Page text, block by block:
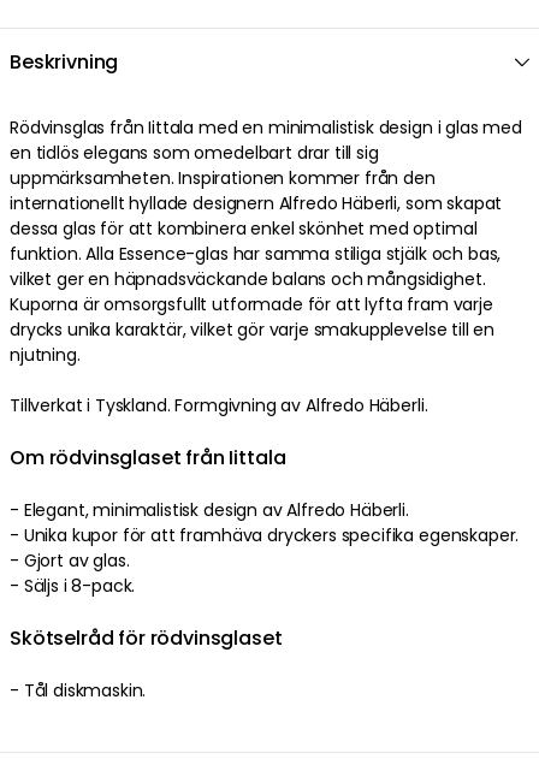
Beskrivning
Rödvinsglas från Iittala med en minimalistisk design i glas med
en tidlös elegans som omedelbart drar till sig
uppmärksamheten. Inspirationen kommer från den
internationellt hyllade designern Alfredo Häberli, som skapat
dessa glas för att kombinera enkel skönhet med optimal
funktion. Alla Essence-glas har samma stiliga stjälk och bas,
vilket ger en häpnadsväckande balans och mångsidighet.
Kuporna är omsorgsfullt utformade för att lyfta fram varje
drycks unika karaktär, vilket gör varje smakupplevelse till en
njutning.
Tillverkat i Tyskland. Formgivning av Alfredo Häberli.
Om rödvinsglaset från Iittala
- Elegant, minimalistisk design av Alfredo Häberli.
- Unika kupor för att framhäva dryckers specifika egenskaper.
- Gjort av glas.
- Säljs i 8-pack.
Skötselråd för rödvinsglaset
- Tål diskmaskin.